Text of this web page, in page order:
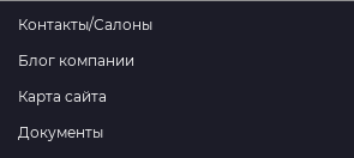
Контакты/Салоны
Блог компании
Карта сайта
Документы